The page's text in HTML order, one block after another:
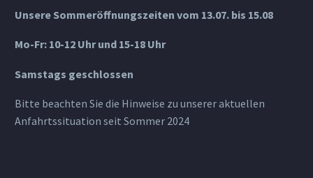
Unsere Sommeröffnungszeiten vom 13.07. bis 15.08
Mo-Fr: 10-12 Uhr und 15-18 Uhr
Samstags geschlossen
Bitte beachten Sie die Hinweise zu unserer aktuellen
Anfahrtssituation seit Sommer 2024